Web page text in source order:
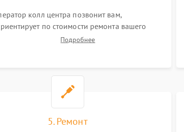
колл центра позвонит вам,
по стоимости ремонта вашего
а также ответит на все ваши вопросы.
Подробнее
5. Ремонт